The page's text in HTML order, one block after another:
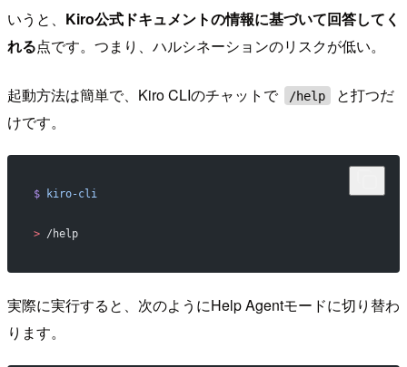
いうと、 Kiro公式ドキュメントの情報に基づいて回答してく
れる点です。つまり、ハルシネーションのリスクが低い。
起動方法は簡単で、Kiro CLIのチャットで /help
と打つだ
けです。
$ kiro-cli
> /help
実際に実行すると、次のようにHelp Agentモードに切り替わ
ります。